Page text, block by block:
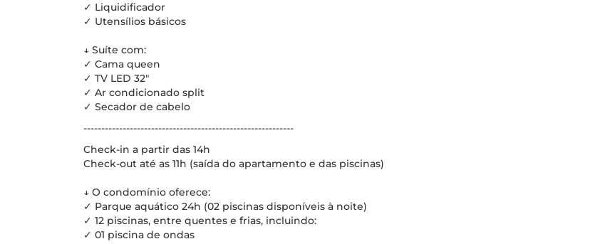
✓ Liquidificador
✓ Utensílios básicos
↓ Suíte com:
✓ Cama queen
✓ TV LED 32"
✓ Ar condicionado split
✓ Secador de cabelo
-----------------------------------------------------------
Check-in a partir das 14h
Check-out até as 11h (saída do apartamento e das piscinas)
↓ O condomínio oferece:
✓ Parque aquático 24h (02 piscinas disponíveis à noite)
✓ 12 piscinas, entre quentes e frias, incluindo:
✓ 01 piscina de ondas